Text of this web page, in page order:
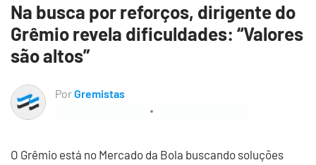
principal
Na busca por reforços, dirigente do
Grêmio revela dificuldades: “Valores
são altos”
PorGremistas
O Grêmio está no Mercado da Bola buscando soluções